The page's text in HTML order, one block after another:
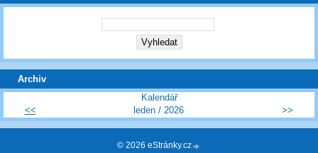
Archiv
Kalendář
<<
leden / 2026 >>
© 2026 eStránky.cz